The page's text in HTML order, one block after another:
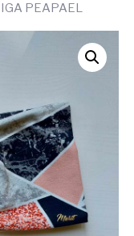
PEAPAEL